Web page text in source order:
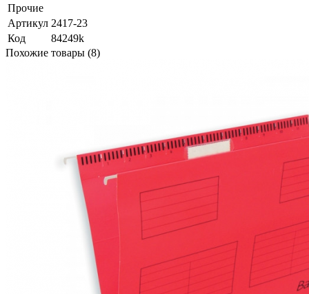
Прочие
Артикул 2417-23
Код
84249k
Похожие товары (8)